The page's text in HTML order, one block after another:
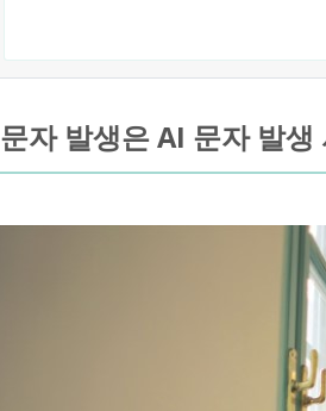
문자 발생은 AI 문자 발생